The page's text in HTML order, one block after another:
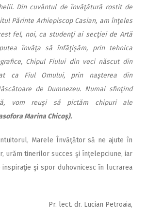
Din cuvântul de învăţătură rostit de
Părinte Arhiepiscop Casian, am înţeles
fel, noi, ca studenţi ai secţiei de Artă
învăţa să înfăţişăm, prin tehnica
Chipul Fiului din veci născut din
ca Fiul Omului, prin naşterea din
de Dumnezeu. Numai sfinţind
vom reuşi să pictăm chipuri ale
Marina Chicoş).
Marele Învăţător să ne ajute în
urăm tinerilor succes şi înţelepciune, iar
inspiraţie şi spor duhovnicesc în lucrarea
Pr. lect. dr. Lucian Petroaia,